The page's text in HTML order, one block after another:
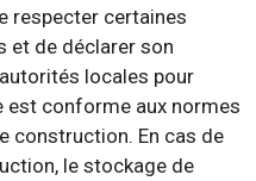
respecter certaines
et de déclarer son
locales pour
est conforme aux normes
construction. En cas de
le stockage de